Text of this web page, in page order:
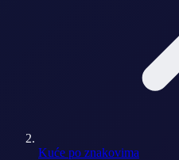
Kuće po znakovima